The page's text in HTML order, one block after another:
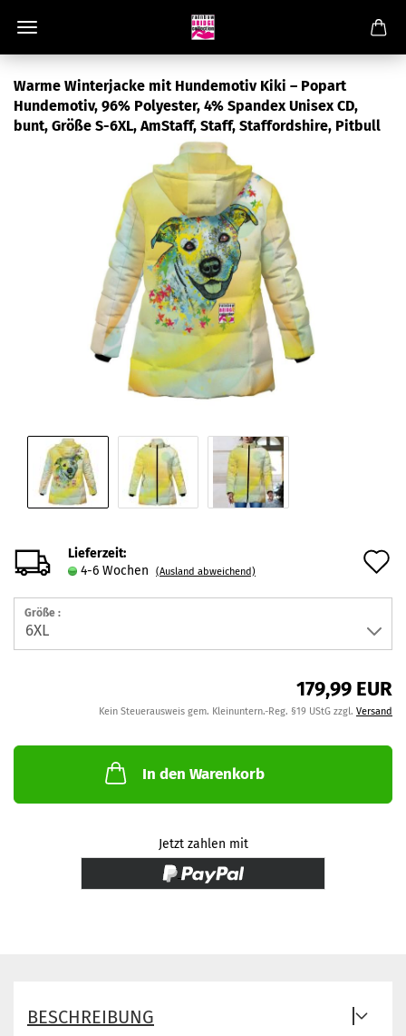
Warme Winterjacke mit Hundemotiv Kiki – Popart
Hundemotiv, 96% Polyester, 4% Spandex Unisex CD,
bunt, Größe S-6XL, AmStaff, Staff, Staffordshire, Pitbull
Lieferzeit:
4-6 Wochen
(Ausland abweichend)
Größe :
179,99 EUR
Kein Steuerausweis gem. Kleinuntern.-Reg. §19 UStG zzgl. Versand
In den Warenkorb
Jetzt zahlen mit
BESCHREIBUNG